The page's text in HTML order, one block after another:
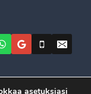
asetuksiasi